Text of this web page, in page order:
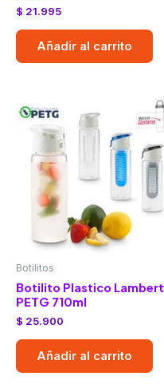
$ 21.995
Añadir al carrito
Botilitos
Botilito Plastico Lambert
PETG 710ml
$ 25.900
Añadir al carrito